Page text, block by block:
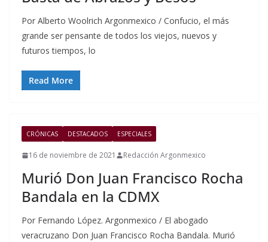
Por Alberto Woolrich Argonmexico / Confucio, el más
grande ser pensante de todos los viejos, nuevos y
futuros tiempos, lo
Read More
CRÓNICAS DESTACADOS ESPECIALES
16 de noviembre de 2021 Redacción Argonmexico
Murió Don Juan Francisco Rocha
Bandala en la CDMX
Por Fernando López. Argonmexico / El abogado
veracruzano Don Juan Francisco Rocha Bandala. Murió